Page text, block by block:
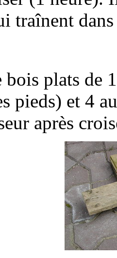
traînent
plats de
pieds) et 4
après